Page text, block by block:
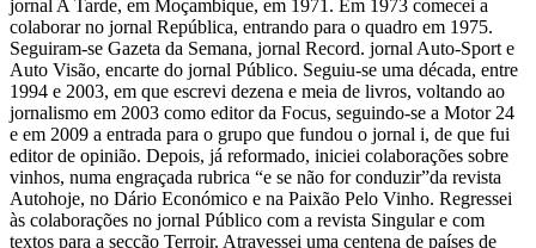
jornal A Tarde, em Moçambique, em 1971. Em 1973 comecei a
colaborar no jornal República, entrando para o quadro em 1975.
Seguiram-se Gazeta da Semana, jornal Record. jornal Auto-Sport e
Auto Visão, encarte do jornal Público. Seguiu-se uma década, entre
1994 e 2003, em que escrevi dezena e meia de livros, voltando ao
jornalismo em 2003 como editor da Focus, seguindo-se a Motor 24
e em 2009 a entrada para o grupo que fundou o jornal i, de que fui
editor de opinião. Depois, já reformado, iniciei colaborações sobre
vinhos, numa engraçada rubrica “e se não for conduzir”da revista
Autohoje, no Dário Económico e na Paixão Pelo Vinho. Regressei
às colaborações no jornal Público com a revista Singular e com
textos para a secção Terroir. Atravessei uma centena de países de